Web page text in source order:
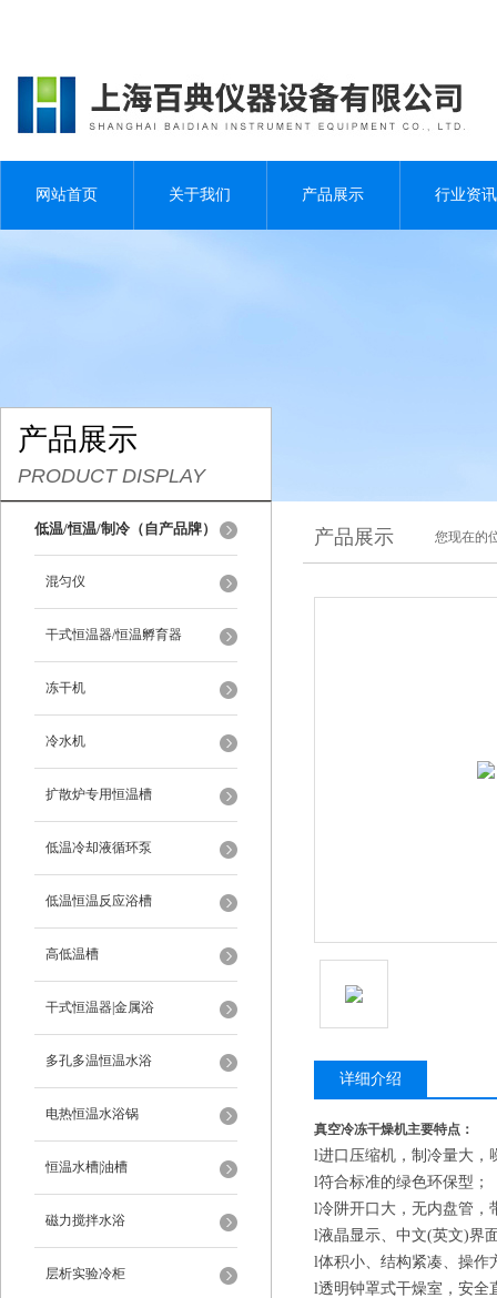
网站首页 关于我们 产品展示 行业资讯
产品展示
PRODUCT DISPLAY
低温/恒温/制冷（自产品牌）
混匀仪
干式恒温器/恒温孵育器
冻干机
冷水机
扩散炉专用恒温槽
低温冷却液循环泵
低温恒温反应浴槽
高低温槽
干式恒温器|金属浴
多孔多温恒温水浴
电热恒温水浴锅
恒温水槽|油槽
磁力搅拌水浴
层析实验冷柜
产品展示 您现在的
详细介绍
真空冷冻干燥机主要特点：
l进口压缩机，制冷量大，
l符合标准的绿色环保型；
l冷阱开口大，无内盘管，
l液晶显示、中文(英文)界
l体积小、结构紧凑、操作
l透明钟罩式干燥室，安全